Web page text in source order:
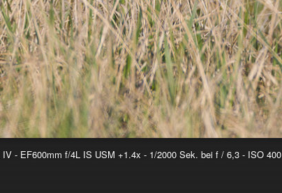
IV - EF600mm f/4L IS USM +1.4x - 1/2000 Sek. bei f / 6,3 - ISO 400